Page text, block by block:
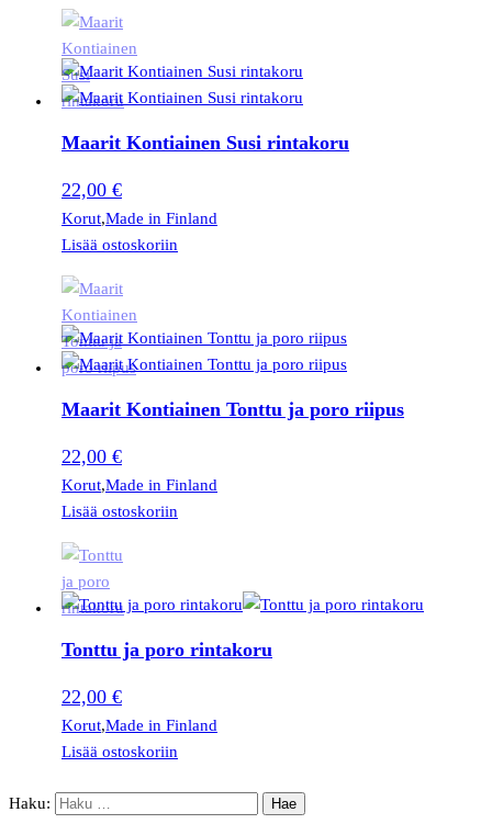
Maarit Kontiainen Susi rintakoru
22,00 €
Korut,Made in Finland
Lisää ostoskoriin
Maarit Kontiainen Tonttu ja poro riipus
22,00 €
Korut,Made in Finland
Lisää ostoskoriin
Tonttu ja poro rintakoru
22,00 €
Korut,Made in Finland
Lisää ostoskoriin
Haku: